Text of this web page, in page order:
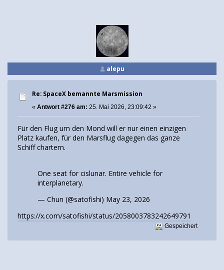
alepu
Re: SpaceX bemannte Marsmission
« Antwort #276 am: 25. Mai 2026, 23:09:42 »
Für den Flug um den Mond will er nur einen einzigen
Platz kaufen, für den Marsflug dagegen das ganze
Schiff chartern.
One seat for cislunar. Entire vehicle for
interplanetary.
— Chun (@satofishi) May 23, 2026
https://x.com/satofishi/status/2058003783242649791
Gespeichert